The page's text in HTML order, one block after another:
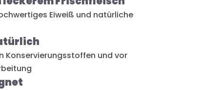
Eiweiß und natürliche
Konservierungsstoffen und vor